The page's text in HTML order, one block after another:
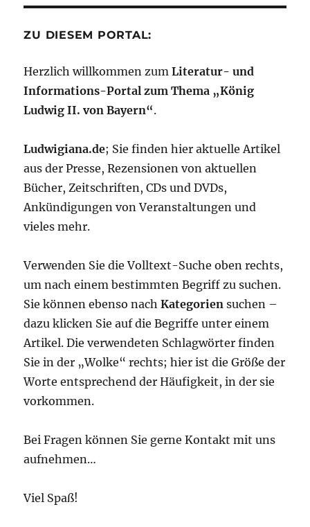
ZU DIESEM PORTAL:
Herzlich willkommen zumLiteratur- und
Informations-Portal zum Thema „König
Ludwig II. von Bayern“.
Ludwigiana.de; Sie finden hier aktuelle Artikel
aus der Presse, Rezensionen von aktuellen
Bücher, Zeitschriften, CDs und DVDs,
Ankündigungen von Veranstaltungen und
vieles mehr.
Verwenden Sie die Volltext-Suche oben rechts,
um nach einem bestimmten Begriff zu suchen.
Sie können ebenso nachKategorien suchen –
dazu klicken Sie auf die Begriffe unter einem
Artikel. Die verwendeten Schlagwörter finden
Sie in der „Wolke“ rechts; hier ist die Größe der
Worte entsprechend der Häufigkeit, in der sie
vorkommen.
Bei Fragen können Sie gerne Kontakt mit uns
aufnehmen…
Viel Spaß!